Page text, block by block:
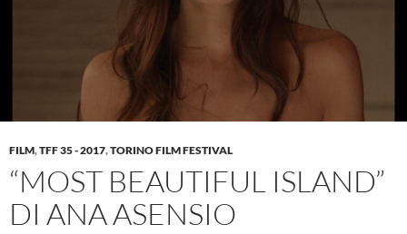
FILM,TFF 35 - 2017,TORINO FILM FESTIVAL
“MOST BEAUTIFUL ISLAND”
DI ANA ASENSIO